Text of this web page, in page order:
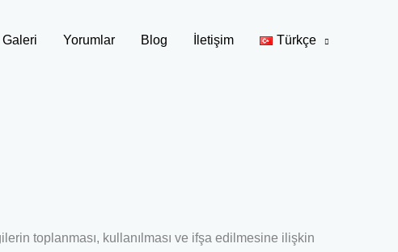
Galeri Yorumlar Blog İletişim Türkçe
toplanması, kullanılması ve ifşa edilmesine ilişkin